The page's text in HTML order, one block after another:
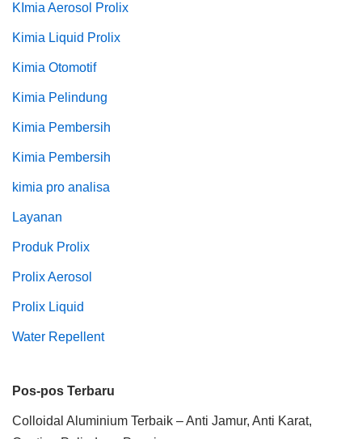
KImia Aerosol Prolix
Kimia Liquid Prolix
Kimia Otomotif
Kimia Pelindung
Kimia Pembersih
Kimia Pembersih
kimia pro analisa
Layanan
Produk Prolix
Prolix Aerosol
Prolix Liquid
Water Repellent
Pos-pos Terbaru
Colloidal Aluminium Terbaik – Anti Jamur, Anti Karat,